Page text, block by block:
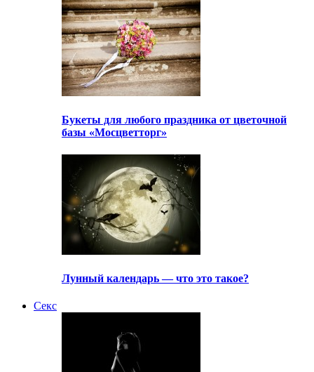
Букеты для любого праздника от цветочной
базы «Мосцветторг»
Лунный календарь — что это такое?
Секс